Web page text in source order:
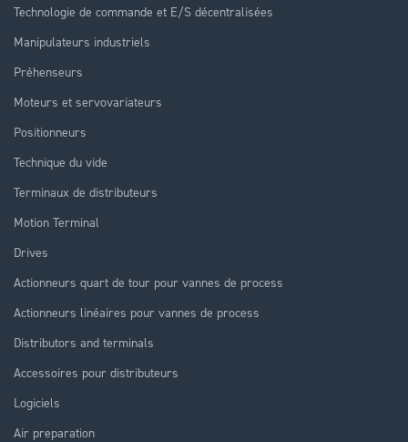
Technologie de commande et E/S décentralisées
Manipulateurs industriels
Préhenseurs
Moteurs et servovariateurs
Positionneurs
Technique du vide
Terminaux de distributeurs
Motion Terminal
Drives
Actionneurs quart de tour pour vannes de process
Actionneurs linéaires pour vannes de process
Distributors and terminals
Accessoires pour distributeurs
Logiciels
Air preparation